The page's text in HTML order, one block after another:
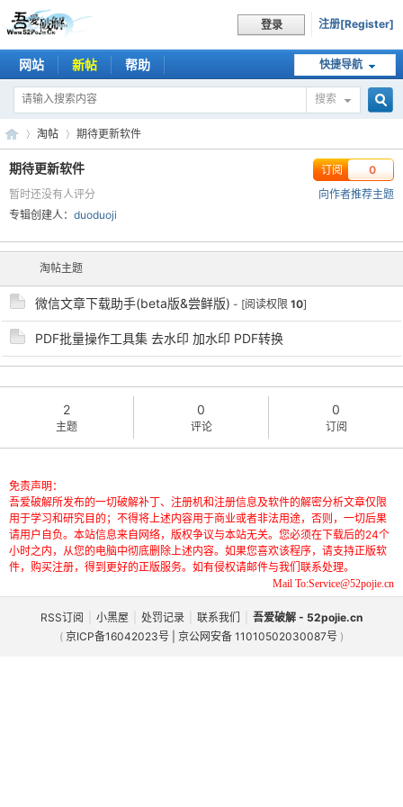
登录 注册[Register]
快捷导航
网站 新帖 帮助
搜索
索
吾
爱
破
›
淘帖
›
期待更新软件
期待更新软件 0
订阅
向作者推荐主题
暂时还没有人评分
专辑创建人： duoduoji
淘帖主题
微信文章下载助手(beta版&尝鲜版) - [阅读权限 10]
PDF批量操作工具集 去水印 加水印 PDF转换
2
主题
0
评论
0
订阅
免责声明：
吾爱破解所发布的一切破解补丁、注册机和注册信息及软件的解密分析文章仅限
用于学习和研究目的；不得将上述内容用于商业或者非法用途，否则，一切后果
请用户自负。本站信息来自网络，版权争议与本站无关。您必须在下载后的24个
小时之内，从您的电脑中彻底删除上述内容。如果您喜欢该程序，请支持正版软
件，购买注册，得到更好的正版服务。如有侵权请邮件与我们联系处理。
Mail To:Service@52pojie.cn
RSS订阅 小黑屋 处罚记录 联系我们
吾爱破解 - 52pojie.cn
( 京ICP备16042023号 | 京公网安备 11010502030087号 )